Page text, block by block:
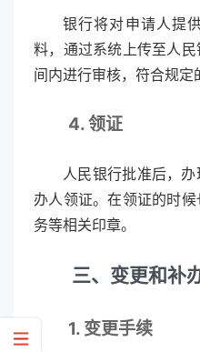
银行将对申请人提
料，通过系统上传至人
间内进行审核，符合规定
4. 领证
人民银行批准后，
办人领证。在领证的时
务等相关印章。
三、变更和补
1. 变更手续